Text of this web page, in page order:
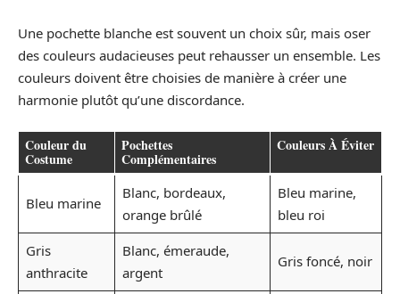
Une pochette blanche est souvent un choix sûr, mais oser
des couleurs audacieuses peut rehausser un ensemble. Les
couleurs doivent être choisies de manière à créer une
harmonie plutôt qu’une discordance.
Couleur du
Costume
Pochettes
Complémentaires
Couleurs À Éviter
Bleu marine
Blanc, bordeaux,
orange brûlé
Bleu marine,
bleu roi
Gris
anthracite
Blanc, émeraude,
argent
Gris foncé, noir